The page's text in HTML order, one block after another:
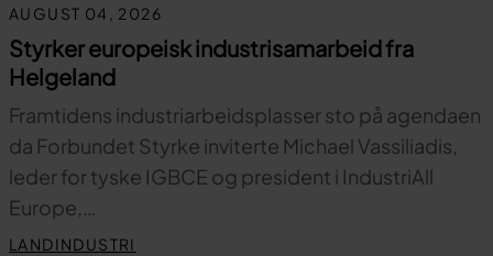
AUGUST 04, 2026
Styrker europeisk industrisamarbeid fra
Helgeland
Framtidens industriarbeidsplasser sto på agendaen
da Forbundet Styrke inviterte Michael Vassiliadis,
leder for tyske IGBCE og president i IndustriAll
Europe,…
LANDINDUSTRI